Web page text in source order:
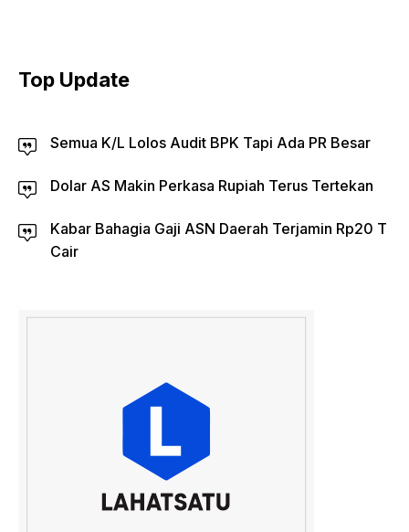
Top Update
Semua K/L Lolos Audit BPK Tapi Ada PR Besar
Dolar AS Makin Perkasa Rupiah Terus Tertekan
Kabar Bahagia Gaji ASN Daerah Terjamin Rp20 T
Cair